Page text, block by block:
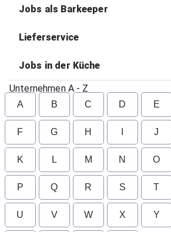
Jobs als Barkeeper
Lieferservice
Jobs in der Küche
Unternehmen A - Z
A B C D E
F G H J
K L M N O
P Q R S T
U V W X Y